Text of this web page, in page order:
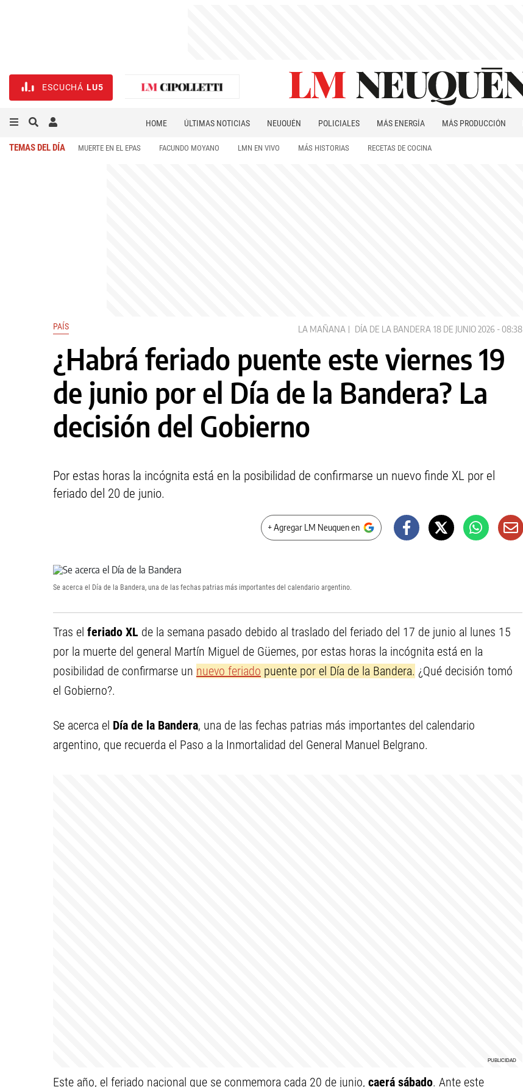
ESCUCHÁ LU5
HOME ÚLTIMAS NOTICIAS NEUQUÉN POLICIALES MÁS ENERGÍA MÁS PRODUCCIÓN
TEMAS DEL DÍA MUERTE EN EL EPAS FACUNDO MOYANO LMN EN VIVO MÁS HISTORIAS RECETAS DE COCINA
PAÍS LA MAÑANA DÍA DE LA BANDERA 18 DE JUNIO 2026 - 08:38
¿Habrá feriado puente este viernes 19
de junio por el Día de la Bandera? La
decisión del Gobierno
Por estas horas la incógnita está en la posibilidad de confirmarse un nuevo finde XL por el
feriado del 20 de junio.
+ Agregar LM Neuquen en
Se acerca el Día de la Bandera, una de las fechas patrias más importantes del calendario argentino.
Tras el feriado XL de la semana pasado debido al traslado del feriado del 17 de junio al lunes 15
por la muerte del general Martín Miguel de Güemes, por estas horas la incógnita está en la
posibilidad de confirmarse un nuevo feriado puente por el Día de la Bandera. ¿Qué decisión tomó
el Gobierno?.
Se acerca el Día de la Bandera, una de las fechas patrias más importantes del calendario
argentino, que recuerda el Paso a la Inmortalidad del General Manuel Belgrano.
Este año, el feriado nacional que se conmemora cada 20 de junio, caerá sábado. Ante este